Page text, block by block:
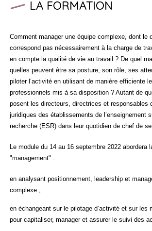
LA FORMATION
Comment manager une équipe complexe, dont le
correspond pas nécessairement à la charge de
en compte la qualité de vie au travail ? De quel
quelles peuvent être sa posture, son rôle, ses
piloter l’activité en utilisant de manière efficiente
professionnels mis à sa disposition ? Autant de
posent les directeurs, directrices et responsables
juridiques des établissements de l’enseignement
recherche (ESR) dans leur quotidien de chef de
Le module du 14 au 16 septembre 2022 abordera
"management" :
en analysant positionnement, leadership et
complexe ;
en échangeant sur le pilotage d’activité et sur les
pour capitaliser, manager et assurer le suivi des